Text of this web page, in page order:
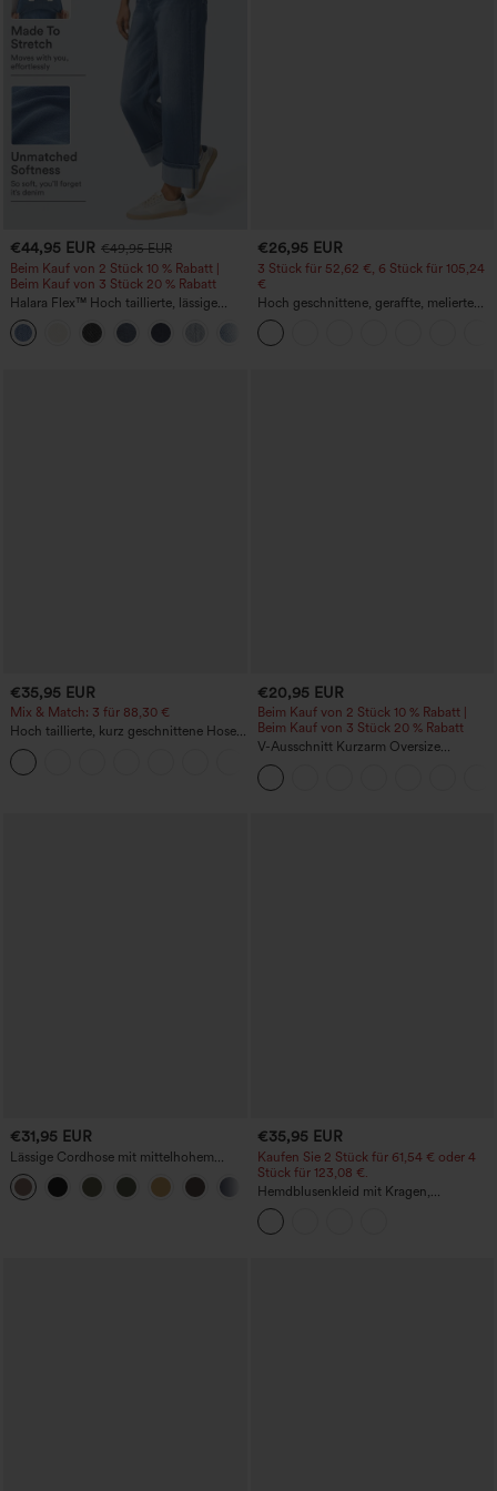
€44,95 EUR €49,95 EUR
Beim Kauf von 2 Stück 10 % Rabatt |
Beim Kauf von 3 Stück 20 % Rabatt
Halara Flex™ Hoch taillierte, lässige
Jeans mit Taschen, umgekrempeltem
Saum, weitem Bein und verwaschenem
Finish
€26,95 EUR
3 Stück für 52,62 €, 6 Stück für 105,24
€
Hoch geschnittene, geraffte, melierte
Yoga-Pedal-Pusher-Joggers mit
Taschen
€35,95 EUR
Mix & Match: 3 für 88,30 €
Hoch taillierte, kurz geschnittene Hose
mit Reißverschlusstasche in Leinenoptik
€20,95 EUR
Beim Kauf von 2 Stück 10 % Rabatt |
Beim Kauf von 3 Stück 20 % Rabatt
V-Ausschnitt Kurzarm Oversize
InstantCool schnelltrocknendes Yoga-
Sporttop
€31,95 EUR
Lässige Cordhose mit mittelhohem
Bund, Reißverschluss und Seitentaschen
+7
€35,95 EUR
Kaufen Sie 2 Stück für 61,54 € oder 4
Stück für 123,08 €.
Hemdblusenkleid mit Kragen,
Kappenärmeln, Taillengürtel,
geschwungenem Schlitzsaum, Midi-
Länge und Taschen